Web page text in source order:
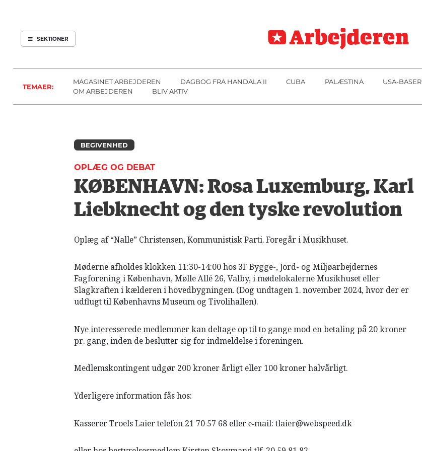
SEKTIONER
ARBEJDEREN
MENER
UDLAND
BLOGS
LÆSER
TEORI
SOUNDCLOUD
ABONNER
LOG IND
OM
SEKTIONER
TEMAER:
MAGASINET ARBEJDEREN DAGBOG FRA HANDALA II CUBA PALÆSTINA USA-BASER
OM ARBEJDEREN
BLIV AKTIV
BEGIVENHED
OPLÆG OG DEBAT
KØBENHAVN: Rosa Luxemburg, Karl
Liebknecht og den tyske revolution
Oplæg af “Nalle” Christensen, Kommunistisk Parti.Foregår i Musikhuset.
Møderne afholdes klokken 11:30-14:00 hos 3F Bygge-, Jord- og Miljøarbejdernes
Fagforening i København, Mølle Allé 26, Valby, i mødelokalerne Musikhuset eller
Slagkraften i kælderen i hovedbygningen. (Dog undtagen 1. november 2024, hvor der er
udflugt til Københavns Museum og Tivolihallen).
Nye interesserede medlemmer kan deltage op til to gange mod en betaling på 20 kroner
pr. gang, inden de beslutter sig for indmeldelse i foreningen.
Medlemskontingent udgør 200 kroner årligt eller 100 kroner halvårligt.
Yderligere information fås hos:
Kasserer Troels Laier telefon 21 70 57 68 eller e‐mail: tlaier@webspeed.dk